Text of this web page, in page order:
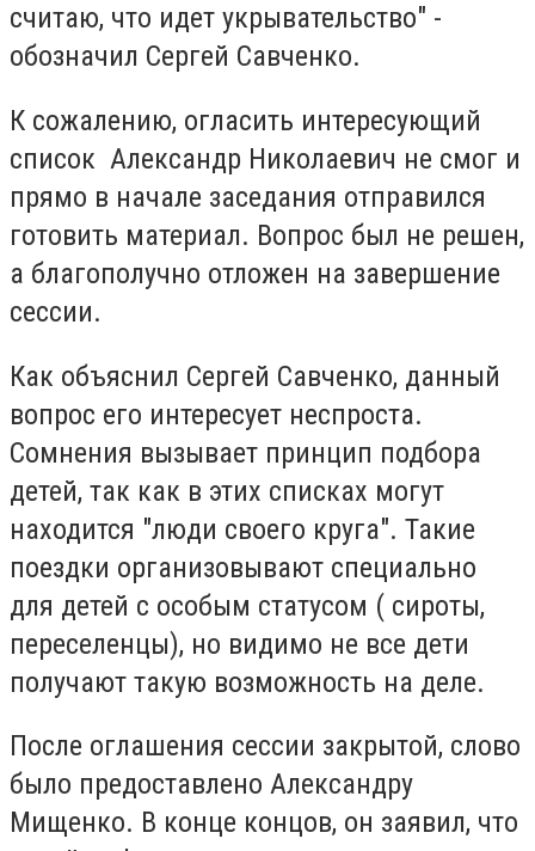
считаю, что идет укрывательство" -
обозначил Сергей Савченко.
К сожалению, огласить интересующий
список Александр Николаевич не смог и
прямо в начале заседания отправился
готовить материал. Вопрос был не решен,
а благополучно отложен на завершение
сессии.
Как объяснил Сергей Савченко, данный
вопрос его интересует неспроста.
Сомнения вызывает принцип подбора
детей, так как в этих списках могут
находится "люди своего круга". Такие
поездки организовывают специально
для детей с особым статусом ( сироты,
переселенцы), но видимо не все дети
получают такую возможность на деле.
После оглашения сессии закрытой, слово
было предоставлено Александру
Мищенко. В конце концов, он заявил, что